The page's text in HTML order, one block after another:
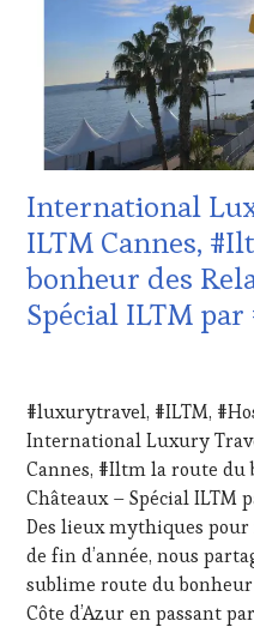
WEB
OENOTOURISME,
PALETTE,
PARTENAIRES
VIN
TOURISME,
PRODUCTEURS
TERROIR
PROVENCE,
RESTAURATEUR,
SOMMELIER,
SAINTE-
VICTOIRE
,
SALONS
INTERNATIONAUX,
SPOT
BY
TASTING
MOVIE,
VITICOLE,
ADHÉRENT,
VIN
EDITION
LES
DU
VIN
ET
DE
LA
HAUTE
JEU
MASTERCLASS,
MÉDIAS,
PRESSE
ÉCRITE,
RADIO,
TV,
WEB,
OENOTOURISME ,
PARTENAIRES
International
ILTM Cannes,
bonheur des
Spécial ILTM
2024
#luxurytravel, #ILTM,
International Luxury
Cannes, #Iltm la route du
Châteaux – Spécial ILTM
Des lieux mythiques
de fin d’année, nous
sublime route du
Côte d’Azur en passant